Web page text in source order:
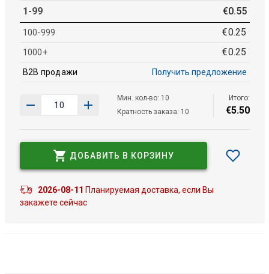
1-99 €0.55
100-999 €0.25
1000+ €0.25
B2B продажи Получить предложение
Мин. кол-во: 10
Кратность заказа: 10
Итого:
€5.50
ДОБАВИТЬ В КОРЗИНУ
2026-08-11 Планируемая доставка, если Вы
закажете сейчас